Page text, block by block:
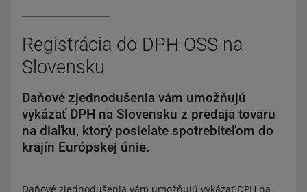
Registrácia do DPH OSS na
Slovensku
Daňové zjednodušenia vám umožňujú
vykázať DPH na Slovensku z predaja tovaru
na diaľku, ktorý posielate spotrebiteľom do
krajín Európskej únie.
Daňové zjednodušenia vám umožňujú vykázať DPH na